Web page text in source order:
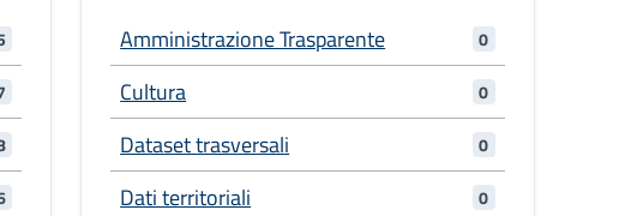
Amministrazione Trasparente 0
Cultura 0
Dataset trasversali 0
Dati territoriali 0